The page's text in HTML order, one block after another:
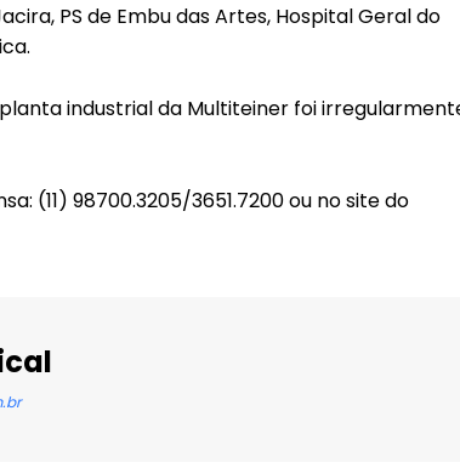
PS de Embu das Artes, Hospital Geral do
industrial da Multiteiner foi
(11) 98700.3205/3651.7200 ou no site do